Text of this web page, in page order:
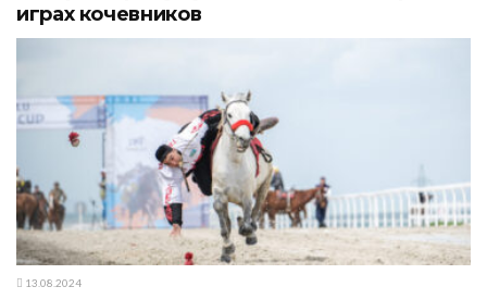
играх кочевников
13.08.2024